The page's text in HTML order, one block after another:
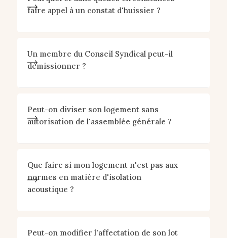
faire appel à un constat d'huissier ?
Un membre du Conseil Syndical peut-il
démissionner ?
Peut-on diviser son logement sans
autorisation de l'assemblée générale ?
Que faire si mon logement n'est pas aux
normes en matière d'isolation
acoustique ?
Peut-on modifier l'affectation de son lot